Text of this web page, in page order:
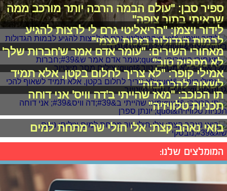
ספיר סבן: "עולם הבמה הרבה יותר מורכב ממה
שראיתי בתור צופה"
לידור ויצמן: "הריאליטי גרם לי לרצות להגיע
לבמות הגדולות בזכות עצמי"
מאחורי השירים: "עומר אדם אמר ש'חברות שלך'
לא מספיק טוב"
אמילי קופר: "לא צריך לחלום בקטן, אלא תמיד
לשאוף להכי גבוה"
תו הכוכב: "מאז שהייתי ב'דה וויס' אני דוחה
תכניות טלוויזיה"
בואי נאהב קצת: אלי חולי שר מתחת למים
המומלצים שלנו: